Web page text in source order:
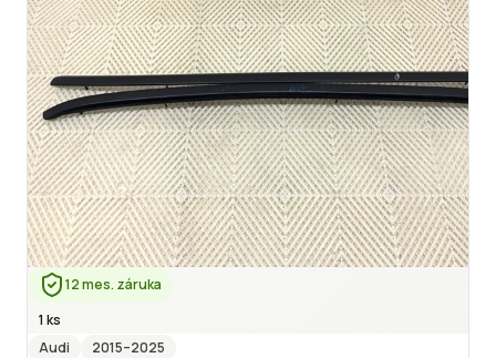
12 mes. záruka
1 ks
Audi
2015–2025